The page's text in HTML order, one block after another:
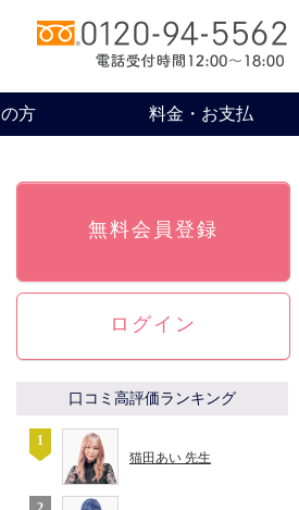
方 料金・お支払
無料会員登録
ログイン
口コミ高評価ランキング
猫田あい 先生